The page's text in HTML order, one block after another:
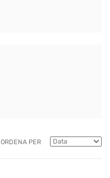
ORDENA PER